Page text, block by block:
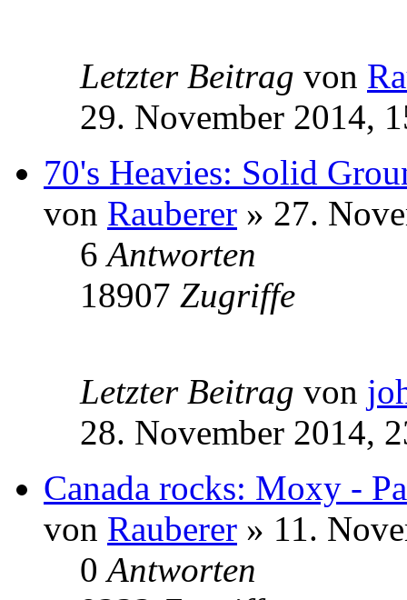
Letzter Beitrag von
29. November 2014,
70's Heavies: Solid
von Rauberer » 27.
6Antworten
18907 Zugriffe
Letzter Beitrag von
28. November 2014,
Canada rocks: Moxy -
von Rauberer » 11.
0Antworten